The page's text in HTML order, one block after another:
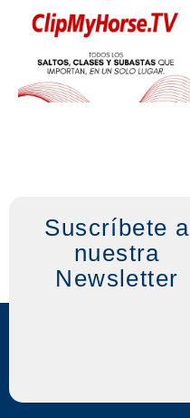
Suscríbete a
nuestra
Newsletter